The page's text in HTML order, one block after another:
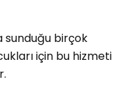
sunduğu birçok
için bu hizmeti